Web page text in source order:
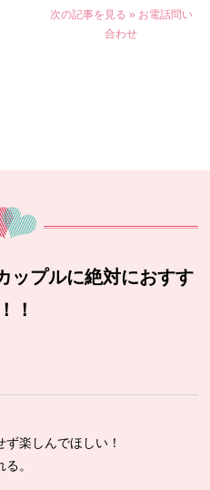
次の記事を見る » お電話問い
合わせ
ップルに絶対におすす
！
楽しんでほしい！
。